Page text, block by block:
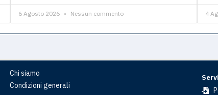
6 Agosto 2026 Nessun commento 4
Chi siamo
Condizioni generali